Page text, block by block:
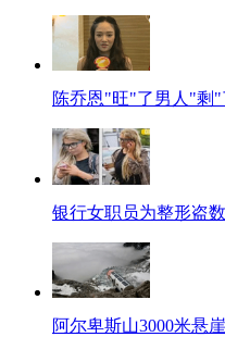
陈乔恩"旺"了男人"剩"
银行女职员为整形盗
阿尔卑斯山3000米悬